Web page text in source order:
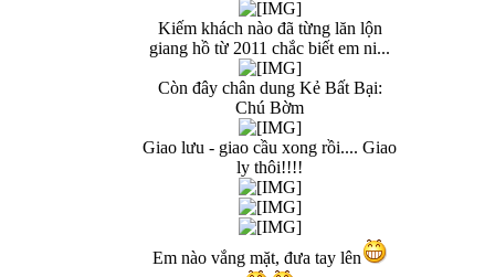
Kiếm khách nào đã từng lăn lộn
giang hồ từ 2011 chắc biết em ni...
Còn đây chân dung Kẻ Bất Bại:
Chú Bờm
Giao lưu - giao cầu xong rồi.... Giao
ly thôi!!!!
Em nào vắng mặt, đưa tay lên